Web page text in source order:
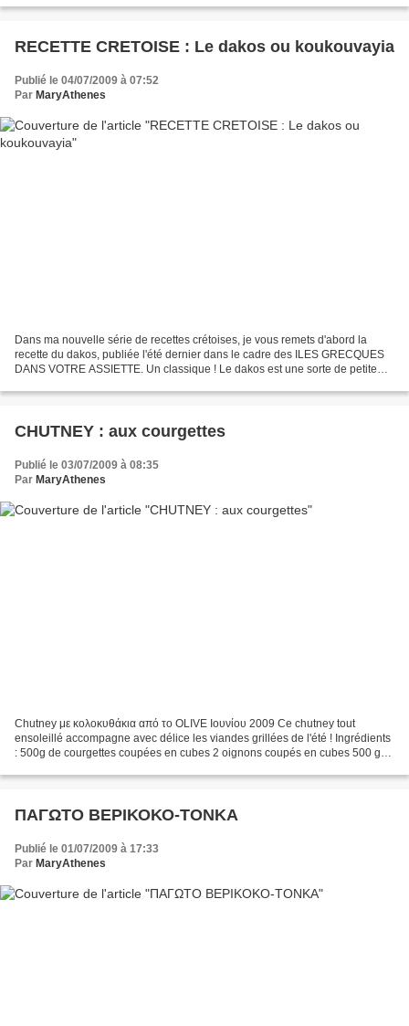
RECETTE CRETOISE : Le dakos ou koukouvayia
Publié le 04/07/2009 à 07:52
Par MaryAthenes
Dans ma nouvelle série de recettes crétoises, je vous remets d'abord la
recette du dakos, publiée l'été dernier dans le cadre des ILES GRECQUES
DANS VOTRE ASSIETTE. Un classique ! Le dakos est une sorte de petite
CHUTNEY : aux courgettes
Publié le 03/07/2009 à 08:35
Par MaryAthenes
Chutney με κολοκυθάκια από το OLIVE Ιουνίου 2009 Ce chutney tout
ensoleillé accompagne avec délice les viandes grillées de l'été ! Ingrédients
: 500g de courgettes coupées en cubes 2 oignons coupés en cubes 500 g
ΠΑΓΩΤΟ ΒΕΡΙΚΟΚΟ-ΤΟΝΚΑ
Publié le 01/07/2009 à 17:33
Par MaryAthenes